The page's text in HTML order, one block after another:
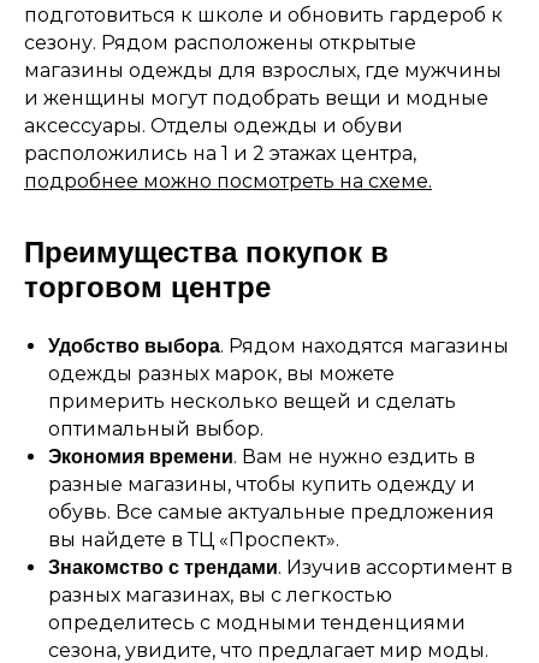
подготовиться к школе и обновить гардероб к
сезону. Рядом расположены открытые
магазины одежды для взрослых, где мужчины
и женщины могут подобрать вещи и модные
аксессуары. Отделы одежды и обуви
расположились на 1 и 2 этажах центра,
подробнее можно посмотреть на схеме.
Преимущества покупок в
торговом центре
Удобство выбора. Рядом находятся магазины
одежды разных марок, вы можете
примерить несколько вещей и сделать
оптимальный выбор.
Экономия времени. Вам не нужно ездить в
разные магазины, чтобы купить одежду и
обувь. Все самые актуальные предложения
вы найдете в ТЦ «Проспект».
Знакомство с трендами. Изучив ассортимент в
разных магазинах, вы с легкостью
определитесь с модными тенденциями
сезона, увидите, что предлагает мир моды.